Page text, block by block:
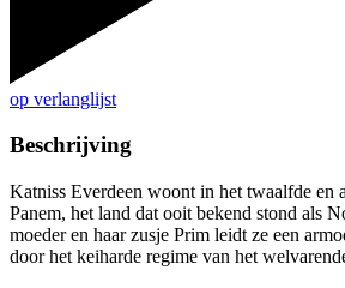
op verlanglijst
Beschrijving
Katniss Everdeen woont in het twaalfde en
Panem, het land dat ooit bekend stond als
moeder en haar zusje Prim leidt ze een
door het keiharde regime van het